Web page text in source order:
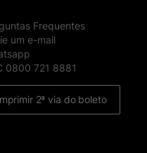
Frequentes
um e-mail
0800 721 8881
2ª via do boleto